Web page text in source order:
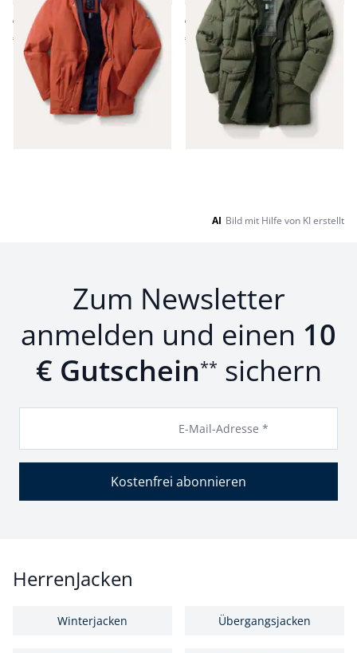
€ 249,00
€ 89,99 (-64%)
€ 319,00
€ 89,99 (-72%)
AI Bild mit Hilfe von KI erstellt
Zum Newsletter
anmelden und einen 10
€ Gutschein** sichern
E-Mail-Adresse *
Kostenfrei abonnieren
HerrenJacken
Winterjacken Übergangsjacken